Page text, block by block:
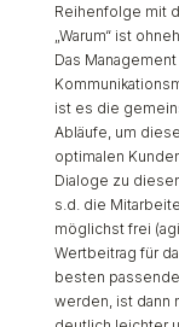
Reihenfolge mit
„Warum“ ist
Das
ist es die
Abläufe, um
optimalen
Dialoge zu
s.d. die
möglichst frei
Wertbeitrag für
besten
werden, ist dann